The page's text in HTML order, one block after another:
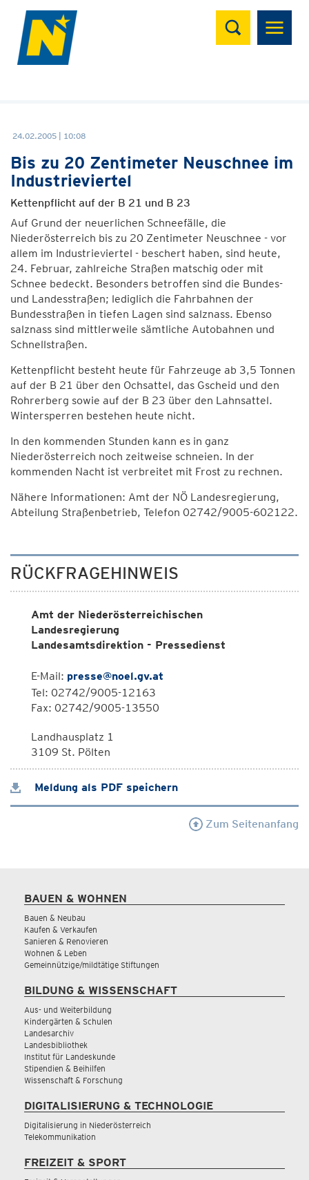
Suchen
24.02.2005 | 10:08
Bis zu 20 Zentimeter Neuschnee im
Industrieviertel
Kettenpflicht auf der B 21 und B 23
Auf Grund der neuerlichen Schneefälle, die
Niederösterreich bis zu 20 Zentimeter Neuschnee - vor
allem im Industrieviertel - beschert haben, sind heute,
24. Februar, zahlreiche Straßen matschig oder mit
Schnee bedeckt. Besonders betroffen sind die Bundes-
und Landesstraßen; lediglich die Fahrbahnen der
Bundesstraßen in tiefen Lagen sind salznass. Ebenso
salznass sind mittlerweile sämtliche Autobahnen und
Schnellstraßen.
Kettenpflicht besteht heute für Fahrzeuge ab 3,5 Tonnen
auf der B 21 über den Ochsattel, das Gscheid und den
Rohrerberg sowie auf der B 23 über den Lahnsattel.
Wintersperren bestehen heute nicht.
In den kommenden Stunden kann es in ganz
Niederösterreich noch zeitweise schneien. In der
kommenden Nacht ist verbreitet mit Frost zu rechnen.
Nähere Informationen: Amt der NÖ Landesregierung,
Abteilung Straßenbetrieb, Telefon 02742/9005-602122.
RÜCKFRAGEHINWEIS
Amt der Niederösterreichischen
Landesregierung
Landesamtsdirektion - Pressedienst
E-Mail: presse@noel.gv.at
Tel: 02742/9005-12163
Fax: 02742/9005-13550
Landhausplatz 1
3109 St. Pölten
Meldung als PDF speichern
Zum Seitenanfang
BAUEN & WOHNEN
Bauen & Neubau
Kaufen & Verkaufen
Sanieren & Renovieren
Wohnen & Leben
Gemeinnützige/mildtätige Stiftungen
BILDUNG & WISSENSCHAFT
Aus- und Weiterbildung
Kindergärten & Schulen
Landesarchiv
Landesbibliothek
Institut für Landeskunde
Stipendien & Beihilfen
Wissenschaft & Forschung
DIGITALISIERUNG & TECHNOLOGIE
Digitalisierung in Niederösterreich
Telekommunikation
FREIZEIT & SPORT